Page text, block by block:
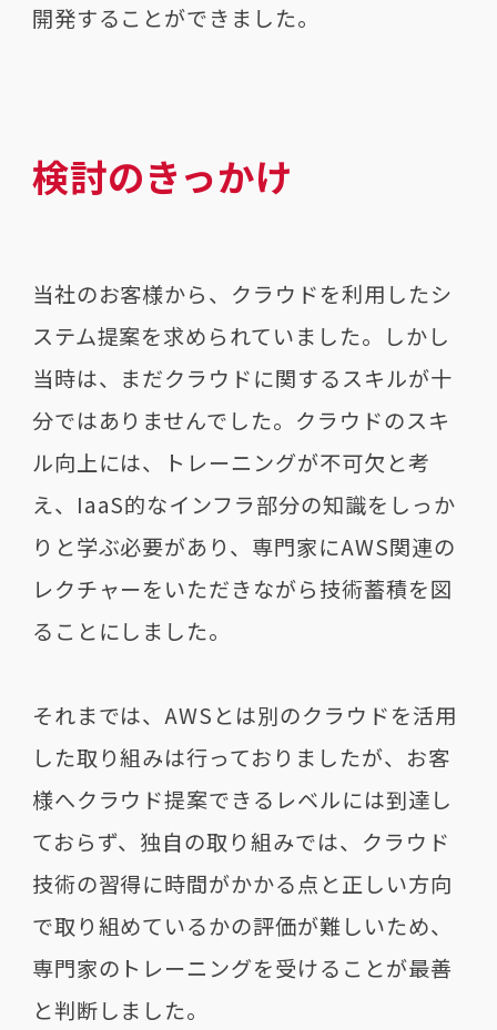
開発することができました。
検討のきっかけ
当社のお客様から、クラウドを利用したシ
ステム提案を求められていました。しかし
当時は、まだクラウドに関するスキルが十
分ではありませんでした。クラウドのスキ
ル向上には、トレーニングが不可欠と考
え、 IaaS的なインフラ部分の知識をしっか
りと学ぶ必要があり、専門家にAWS関連の
レクチャーをいただきながら技術蓄積を図
ることにしました。
それまでは、AWS とは別のクラウドを活用
した取り組みは行っておりましたが、お客
様へクラウド提案できるレベルには到達し
ておらず、独自の取り組みでは、クラウド
技術の習得に時間がかかる点と正しい方向
で取り組めているかの評価が難しいため、
専門家のトレーニングを受けることが最善
と判断しました。